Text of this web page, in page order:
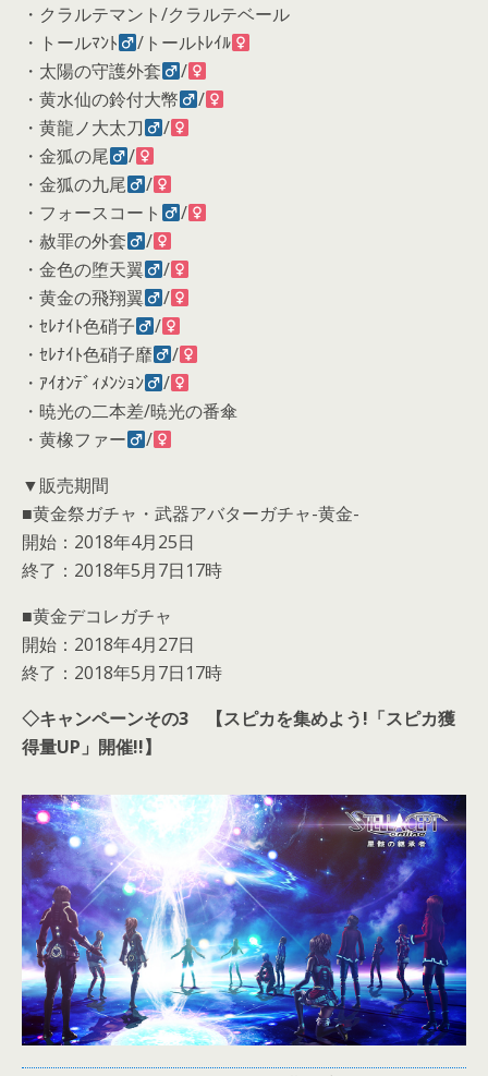
・クラルテマント/クラルテベール
・トールﾏﾝﾄ
/トールﾄﾚｲﾙ
・太陽の守護外套
/
・黄水仙の鈴付大幣
/
・黄龍ノ大太刀
/
・金狐の尾
/
・金狐の九尾
/
・フォースコート
/
・赦罪の外套
/
・金色の堕天翼
/
・黄金の飛翔翼
/
・ｾﾚﾅｲﾄ色硝子
/
・ｾﾚﾅｲﾄ色硝子靡
/
・ｱｲｵﾝﾃﾞｨﾒﾝｼｮﾝ
/
・暁光の二本差/暁光の番傘
・黄橡ファー
/
▼販売期間
■黄金祭ガチャ・武器アバターガチャ-黄金-
開始：2018年4月25日
終了：2018年5月7日17時
■黄金デコレガチャ
開始：2018年4月27日
終了：2018年5月7日17時
◇キャンペーンその3 【スピカを集めよう!「スピカ獲
得量UP」開催!!】